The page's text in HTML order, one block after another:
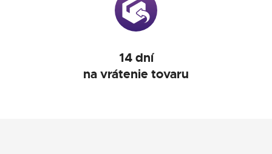
14 dní
na vrátenie tovaru